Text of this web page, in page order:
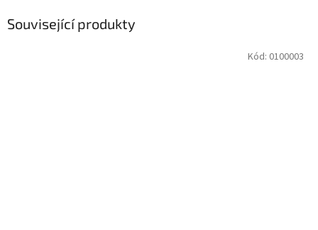
Související produkty
Kód: 0100003